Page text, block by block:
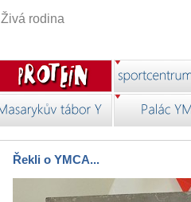
Živá rodina
Řekli o YMCA...